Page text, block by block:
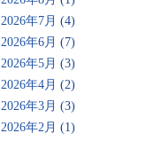
2026年7月 (4)
2026年6月 (7)
2026年5月 (3)
2026年4月 (2)
2026年3月 (3)
2026年2月 (1)